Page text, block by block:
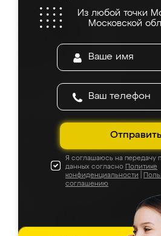
Из любой точки
Московской
Отправить
Я соглашаюсь на передачу
данных согласно Политике
конфиденциальности
соглашению